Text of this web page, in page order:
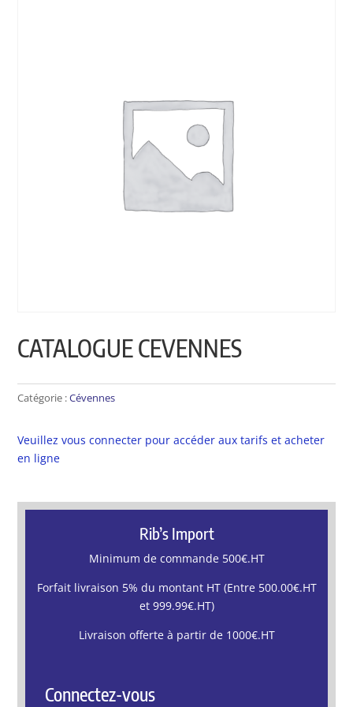
CATALOGUE CEVENNES
Catégorie :Cévennes
Veuillez vous connecter pour accéder aux tarifs et acheter
en ligne
Rib’s Import
Minimum de commande 500€.HT
Forfait livraison 5% du montant HT (Entre 500.00€.HT
et 999.99€.HT)
Livraison offerte à partir de 1000€.HT
Connectez-vous